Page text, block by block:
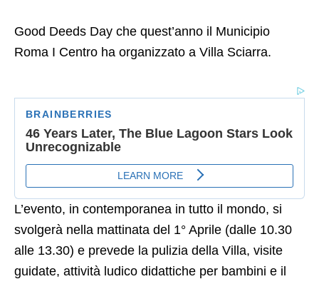
Good Deeds Day che quest’anno il Municipio
Roma I Centro ha organizzato a Villa Sciarra.
L’evento, in contemporanea in tutto il mondo, si
svolgerà nella mattinata del 1° Aprile (dalle 10.30
alle 13.30) e prevede la pulizia della Villa, visite
guidate, attività ludico didattiche per bambini e il